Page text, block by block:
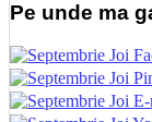
Pe unde ma